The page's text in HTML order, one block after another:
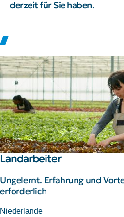
derzeit für Sie haben.
Landarbeiter
Ungelernt. Erfahrung und
erforderlich
Niederlande